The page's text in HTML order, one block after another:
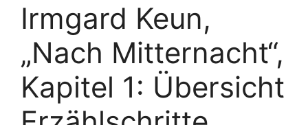
Irmgard Keun,
„Nach Mitternacht“,
Kapitel 1: Übersicht